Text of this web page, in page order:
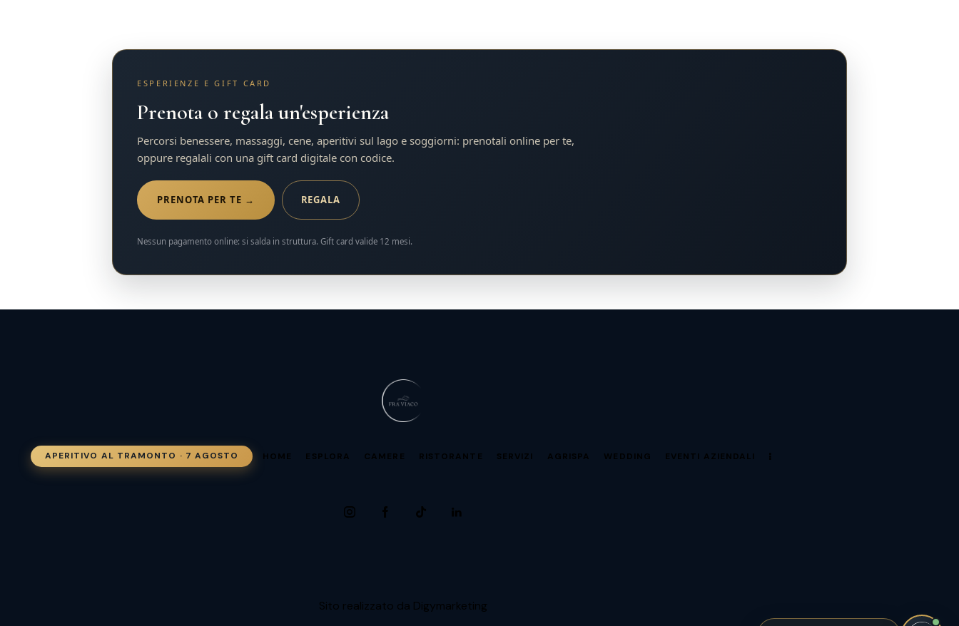
ESPERIENZE E GIFT CARD
Prenota o regala un'esperienza
Percorsi benessere, massaggi, cene, aperitivi sul lago e soggiorni: prenotali online per te,
oppure regalali con una gift card digitale con codice.
PRENOTA PER TE → REGALA
Nessun pagamento online: si salda in struttura. Gift card valide 12 mesi.
APERITIVO AL TRAMONTO · 7 AGOSTO HOME ESPLORA CAMERE RISTORANTE SERVIZI AGRISPA WEDDING EVENTI AZIENDALI
Sito realizzato da Digymarketing